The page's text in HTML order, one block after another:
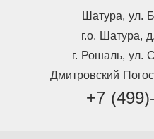
Шатура, ул.
г.о. Шатура,
г. Рошаль, ул.
Дмитровский
+7